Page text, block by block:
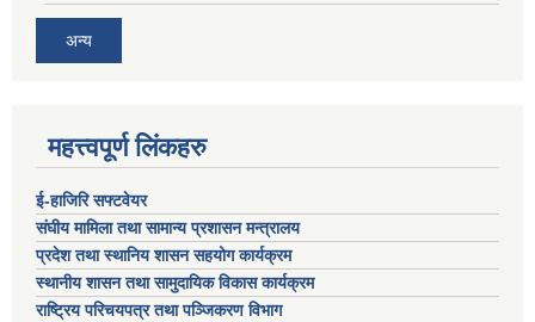
अन्य
महत्त्वपूर्ण लिंकहरु
ई-हाजिरि सफ्टवेयर
संघीय मामिला तथा सामान्य प्रशासन मन्त्रालय
प्रदेश तथा स्थानिय शासन सहयोग कार्यक्रम
स्थानीय शासन तथा सामुदायिक विकास कार्यक्रम
राष्ट्रिय परिचयपत्र तथा पञ्जिकरण विभाग